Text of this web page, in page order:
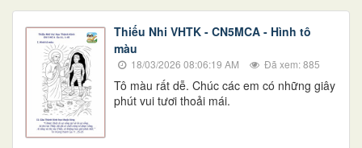
Thiếu Nhi VHTK - CN5MCA - Hình tô
màu
18/03/2026 08:06:19 AM Đã xem: 885
Tô màu rất dễ. Chúc các em có những giây
phút vui tươi thoải mái.